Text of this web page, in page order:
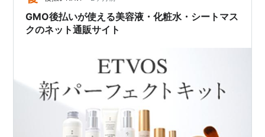
GMO後払いが使える美容液・化粧水・シートマス
クのネット通販サイト